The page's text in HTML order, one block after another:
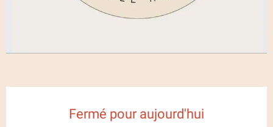
Fermé pour aujourd'hui